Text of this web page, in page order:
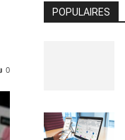
0
POPULAIRES